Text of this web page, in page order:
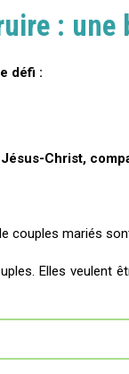
:
défi :
Christ,
couples mariés
Elles veulent